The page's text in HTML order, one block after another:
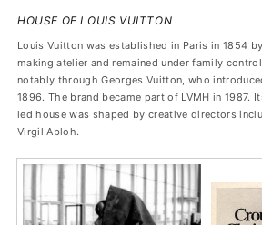
HOUSE OF LOUIS VUITTON
Louis Vuitton was established in Paris in 1854
making atelier and remained under family
notably through Georges Vuitton, who
1896. The brand became part of LVMH in 1987.
led house was shaped by creative directors
Virgil Abloh.